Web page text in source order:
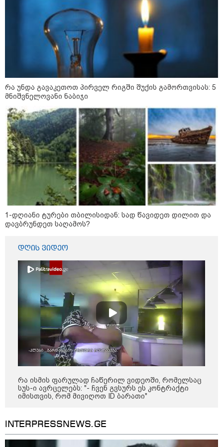
- რა დეტალებზე საუბრობს ეკა
კუპატაძე?
სუს-ი ფარულად გადაღებულ
კადრებს აქვეყნებს - "ჩვენ რა
ვქნათ, ბიჭო, ამაზე?"
"თქვენი შეცდომა არის
დანაშაულის ტოლფასი, რომ­ლის
გა­მოს­წო­რე­ბაც შე­უძ­ლე­ბე­ლია, ვა­
დას­ტუ­რებ წარ­სულ­ში თქვენ­და­მი
დიდ პა­ტი­ვის­ცე­მას" - ეკა კუპატაძე
ნანუკა ჟორჟოლიანს
Faceამბები
10:58 / 06-08-2026
"დადგება დრო და თქვენი დღევანდელი
შეგარცხვენთ... თქვენი შეცდომა არის
დანაშაულის ტოლფასი" - ეკა კუპატაძე
ნანუკა ჟორჟოლიანს
რა უნდა გავაკეთოთ პირველ რიგში შუქის გამორთვისას: 5
მნიშვნელოვანი ნაბიჯი
1-დღიანი ტურები თბილისიდან: სად წავიდეთ დილით და
დავბრუნდეთ საღამოს?
დღის ვიდეო
რა ისმის ფარულად ჩაწერილ ვიდეოში, რომელსაც
სუს-ი ავრცელებს: "- ჩვენ გვსურს ეს კონტრაქტი
იმისთვის, რომ მივიღოთ ID ბარათი"
INTERPRESSNEWS.GE